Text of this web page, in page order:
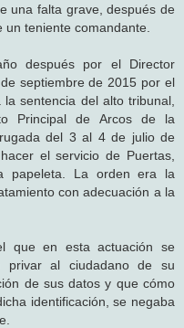
una falta grave, después de
teniente comandante.
después por el Director
septiembre de 2015 por el
sentencia del alto tribunal,
Principal de Arcos de la
del 3 al 4 de julio de
el servicio de Puertas,
papeleta. La orden era la
con adecuación a la
que en esta actuación se
privar al ciudadano de su
de sus datos y que cómo
identificación, se negaba